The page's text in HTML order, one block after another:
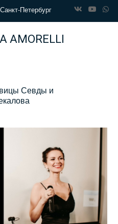
Петербург
AMORELLI
Севды и